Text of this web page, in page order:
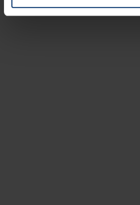
widerrufen.